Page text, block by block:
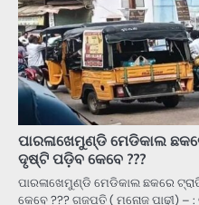
ପାରଳାଖେମୁଣ୍ଡି ମେଡିକାଲ
ଦୃଷ୍ଟି ପଡ଼ିବ କେବେ ???
ପାରଳାଖେମୁଣ୍ଡି ମେଡିକାଲ ଛକରେ
କେବେ ??? ଗଜପତି ( ମନୋଜ ପାଢ଼ୀ) –